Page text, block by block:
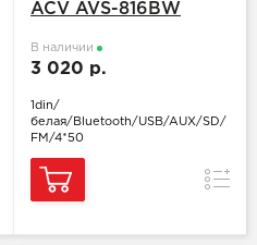
ACV AVS-816BW
В наличии
3 020 р.
1din/
белая/Bluetooth/USB/AUX/SD/
FM/4*50